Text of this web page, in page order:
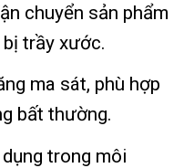
chuyển sản phẩm
trầy xước.
ma sát, phù hợp
bất thường.
trong môi